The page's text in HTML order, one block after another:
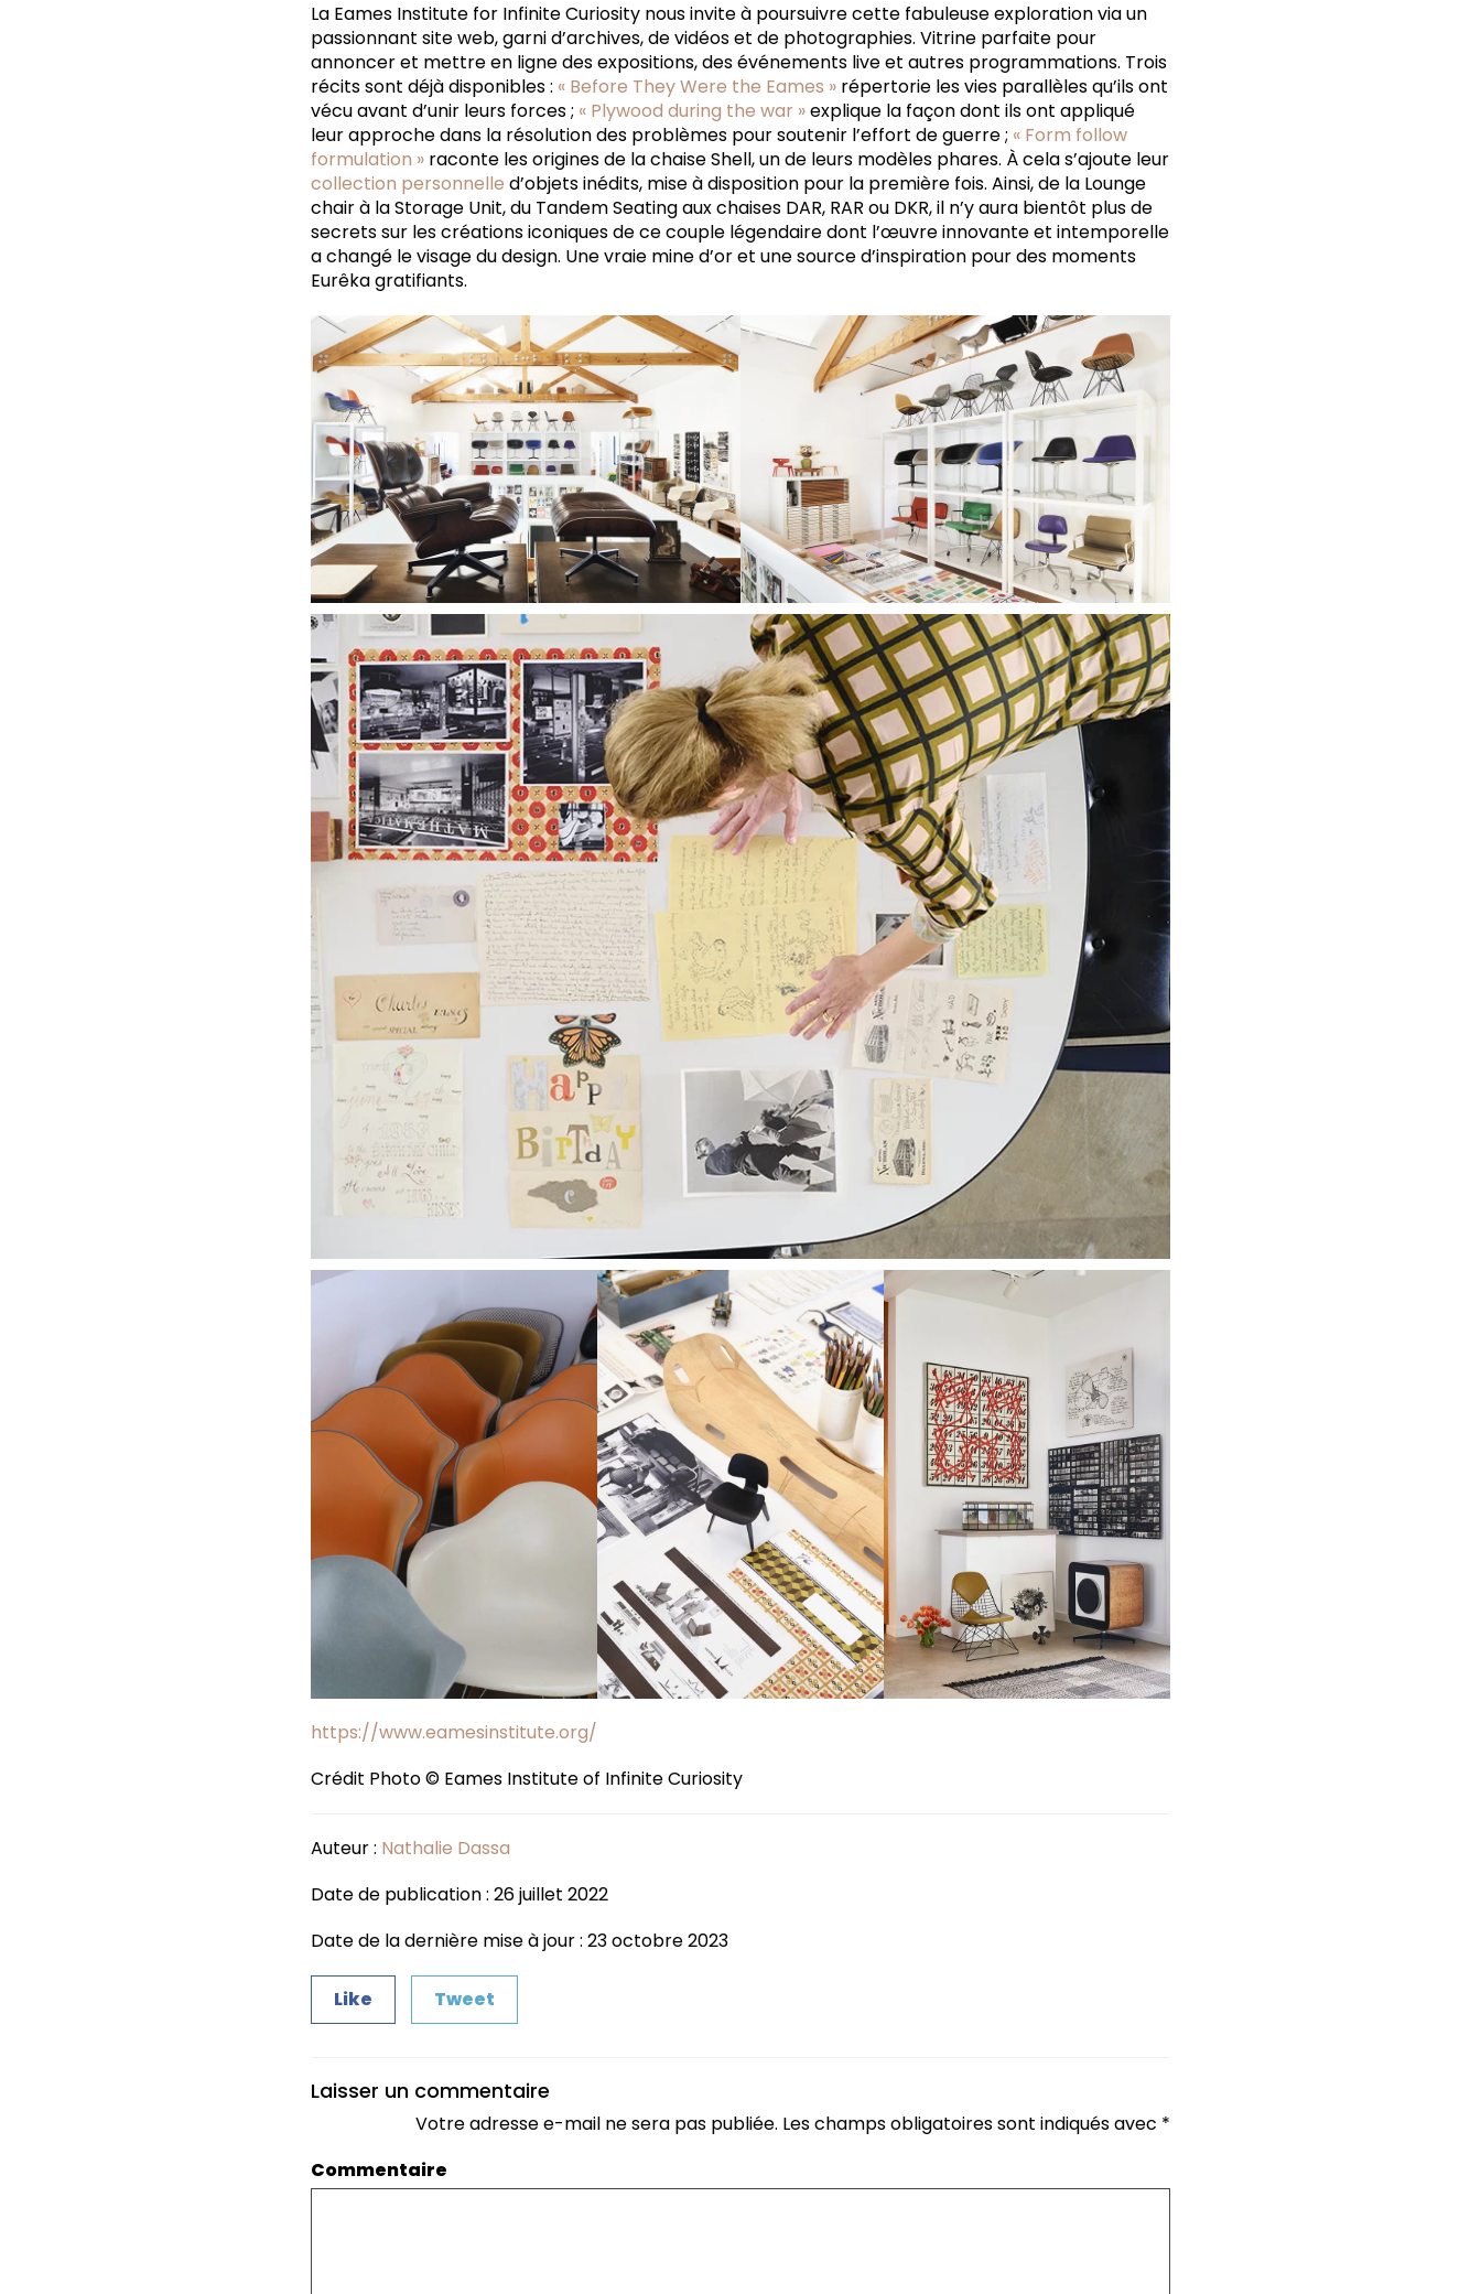
La Eames Institute for Infinite Curiosity nous invite à poursuivre cette fabuleuse exploration via un
passionnant site web, garni d’archives, de vidéos et de photographies. Vitrine parfaite pour
annoncer et mettre en ligne des expositions, des événements live et autres programmations. Trois
récits sont déjà disponibles : « Before They Were the Eames » répertorie les vies parallèles qu’ils ont
vécu avant d’unir leurs forces ; « Plywood during the war »explique la façon dont ils ont appliqué
leur approche dans la résolution des problèmes pour soutenir l’effort de guerre ; « Form follow
formulation » raconte les origines de la chaise Shell, un de leurs modèles phares. À cela s’ajoute leur
collection personnelle d’objets inédits, mise à disposition pour la première fois. Ainsi, de la Lounge
chair à la Storage Unit, du Tandem Seating aux chaises DAR, RAR ou DKR, il n’y aura bientôt plus de
secrets sur les créations iconiques de ce couple légendaire dont l’œuvre innovante et intemporelle
a changé le visage du design. Une vraie mine d’or et une source d’inspiration pour des moments
Eurêka gratifiants.
https://www.eamesinstitute.org/
Crédit Photo © Eames Institute of Infinite Curiosity
Auteur : Nathalie Dassa
Date de publication : 26 juillet 2022
Date de la dernière mise à jour : 23 octobre 2023
Like Tweet
Laisser un commentaire
Votre adresse e-mail ne sera pas publiée. Les champs obligatoires sont indiqués avec *
Commentaire